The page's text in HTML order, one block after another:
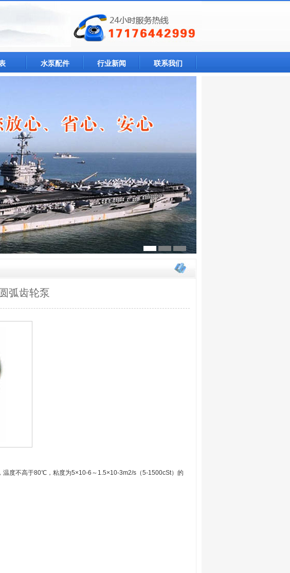
水泵配件 行业新闻 联系我们
弧齿轮泵
度不高于80℃，粘度为5×10-6～1.5×10-3m2/s（5-1500cSt）的